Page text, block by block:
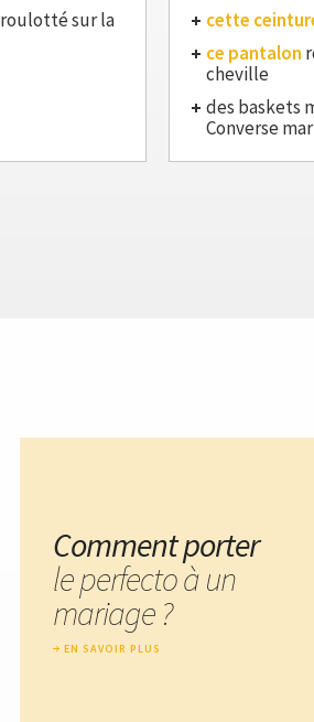
roulotté sur la
cette
ce pantalon
cheville
des baskets
Converse
Comment porter
le perfecto à un
mariage ?
EN SAVOIR PLUS